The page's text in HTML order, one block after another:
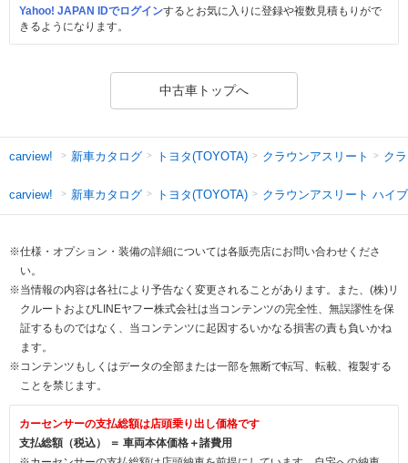
Yahoo! JAPAN IDでログインするとお気に入りに登録や複数見積もりがで
きるようになります。
中古車トップへ
carview! 新車カタログ トヨタ(TOYOTA) クラウンアスリート ク
carview! 新車カタログ トヨタ(TOYOTA) クラウンアスリート ハイ
※仕様・オプション・装備の詳細については各販売店にお問い合わせくださ
い。
※当情報の内容は各社により予告なく変更されることがあります。また、(株)リ
クルートおよびLINEヤフー株式会社は当コンテンツの完全性、無誤謬性を保
証するものではなく、当コンテンツに起因するいかなる損害の責も負いかね
ます。
※コンテンツもしくはデータの全部または一部を無断で転写、転載、複製する
ことを禁じます。
カーセンサーの支払総額は店頭乗り出し価格です
支払総額（税込） ＝ 車両本体価格＋諸費用